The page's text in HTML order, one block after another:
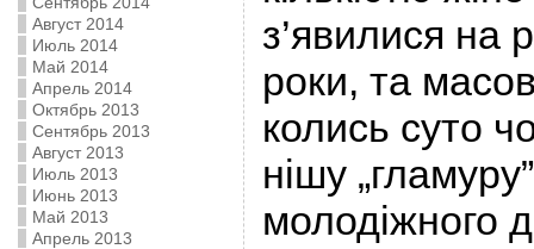
Август 2014
Июль 2014
Май 2014
Апрель 2014
Октябрь 2013
Сентябрь 2013
Август 2013
Июль 2013
Июнь 2013
Май 2013
Апрель 2013
з’явилися на
роки, та
колись суто
нішу
молодіжного